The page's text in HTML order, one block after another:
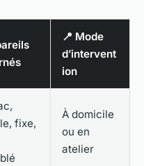
📍 Mode
d’intervent
ion
fixe,
À domicile
ou en
atelier